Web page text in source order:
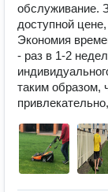
обслуживание.
доступной
Экономия
- раз в 1-2
таким образом,